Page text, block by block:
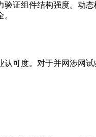
证组件结构强度。动
可度。对于并网涉网